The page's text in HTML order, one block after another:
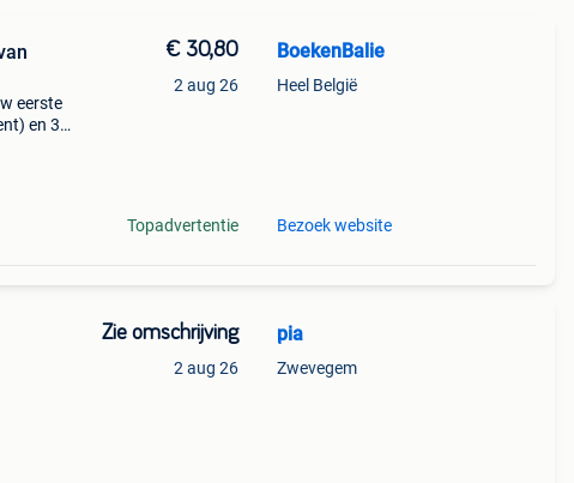
eerste
en 30
€ 30,80
2 aug 26
Topadvertentie
BoekenBalie
Heel België
Bezoek website
Zie omschrijving
2 aug 26
pia
Zwevegem